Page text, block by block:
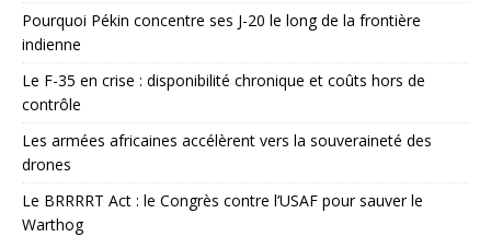
Pourquoi Pékin concentre ses J-20 le long de la frontière
indienne
Le F-35 en crise : disponibilité chronique et coûts hors de
contrôle
Les armées africaines accélèrent vers la souveraineté des
drones
Le BRRRRT Act : le Congrès contre l’USAF pour sauver le
Warthog